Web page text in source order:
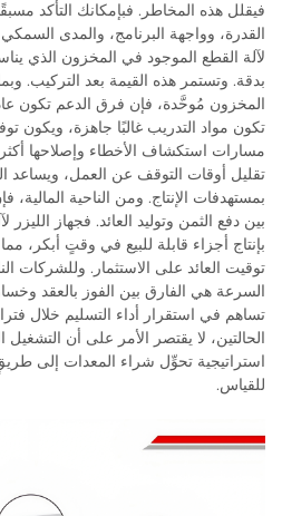
فيقلل هذه المخاطر. فبإمكانك التأكد
القدرة، وواجهة البرنامج، والمدى السمكي
لآلة القطع الموجود في المخزون الذي
بدقة. وتستمر هذه القيمة بعد التركيب.
المخزون مُوحَّدة، فإن فرق الدعم تكون
تكون مواد التدريب غالبًا جاهزة، ويكون
مسارات استكشاف الأخطاء وإصلاحها
تقليل أوقات التوقف عن العمل، ويساعد
بمستهدفات الإنتاج. ومن الناحية المالية،
بين دفع الثمن وتوليد العائد. فجهاز
بإنتاج أجزاء قابلة للبيع في وقتٍ أبكر،
توقيت العائد على الاستثمار. وللشركات
السرعة هي الفارق بين الفوز بالعقد
تساهم في استقرار أداء التسليم خلال
الحالتين، لا يقتصر الأمر على أن
استراتيجية تحوِّل شراء المعدات إلى طريقٍ
للقياس.